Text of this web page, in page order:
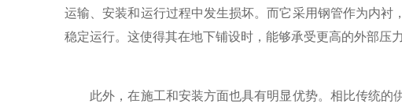
运输、安装和运行过程中发生损坏。而它采用钢管作为内
稳定运行。这使得其在地下铺设时，能够承受更高的外部压
此外，在施工和安装方面也具有明显优势。相比传统的